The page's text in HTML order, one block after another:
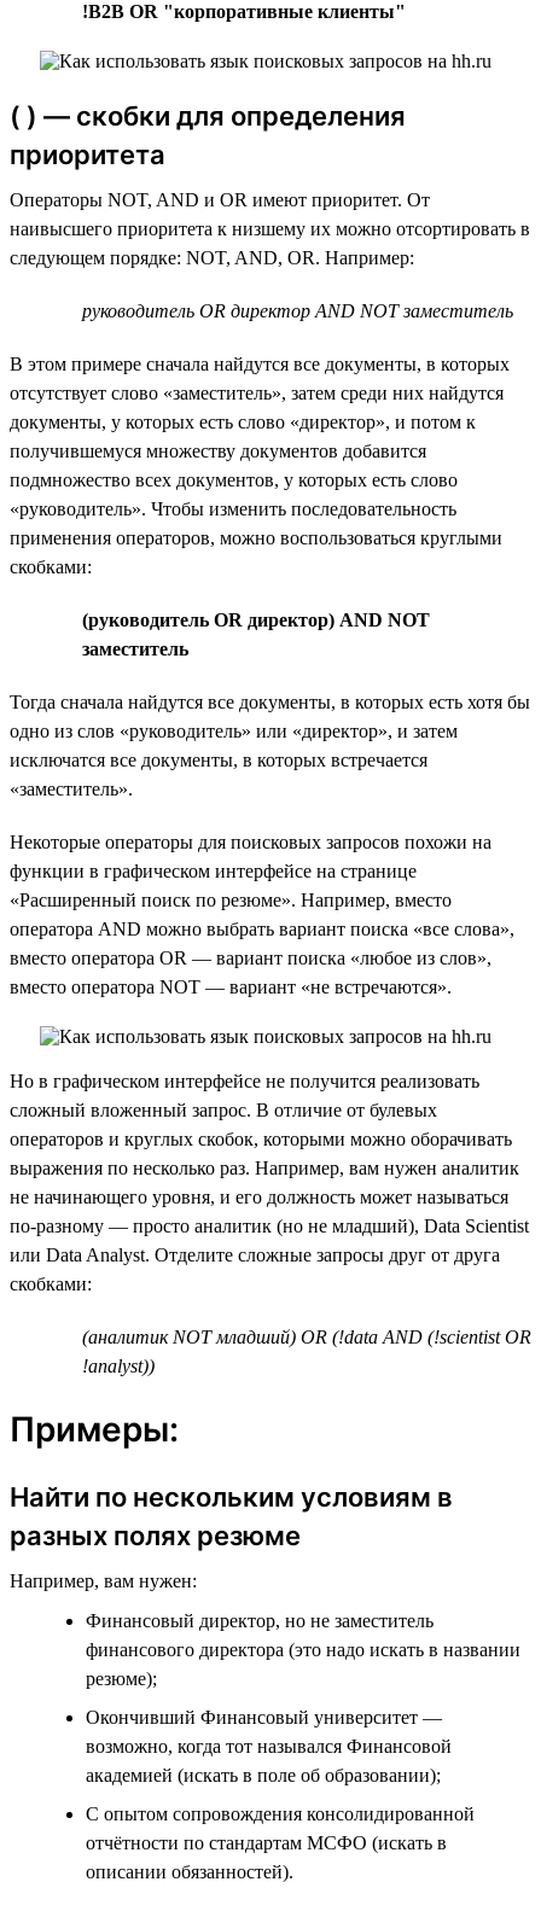
!B2B OR "корпоративные клиенты"
( ) — скобки для определения
приоритета
Операторы NOT, AND и OR имеют приоритет. От
наивысшего приоритета к низшему их можно отсортировать в
следующем порядке: NOT, AND, OR. Например:
руководитель OR директор AND NOT заместитель
В этом примере сначала найдутся все документы, в которых
отсутствует слово «заместитель», затем среди них найдутся
документы, у которых есть слово «директор», и потом к
получившемуся множеству документов добавится
подмножество всех документов, у которых есть слово
«руководитель». Чтобы изменить последовательность
применения операторов, можно воспользоваться круглыми
скобками:
(руководитель OR директор) AND NOT
заместитель
Тогда сначала найдутся все документы, в которых есть хотя бы
одно из слов «руководитель» или «директор», и затем
исключатся все документы, в которых встречается
«заместитель».
Некоторые операторы для поисковых запросов похожи на
функции в графическом интерфейсе на странице
«Расширенный поиск по резюме». Например, вместо
оператора AND можно выбрать вариант поиска «все слова»,
вместо оператора OR — вариант поиска «любое из слов»,
вместо оператора NOT — вариант «не встречаются».
Но в графическом интерфейсе не получится реализовать
сложный вложенный запрос. В отличие от булевых
операторов и круглых скобок, которыми можно оборачивать
выражения по несколько раз. Например, вам нужен аналитик
не начинающего уровня, и его должность может называться
по-разному — просто аналитик (но не младший), Data Scientist
или Data Analyst. Отделите сложные запросы друг от друга
скобками:
(аналитик NOT младший) OR (!data AND (!scientist OR
!analyst))
Примеры:
Найти по нескольким условиям в
разных полях резюме
Например, вам нужен:
Финансовый директор, но не заместитель
финансового директора (это надо искать в названии
резюме);
Окончивший Финансовый университет —
возможно, когда тот назывался Финансовой
академией (искать в поле об образовании);
С опытом сопровождения консолидированной
отчётности по стандартам МСФО (искать в
описании обязанностей).